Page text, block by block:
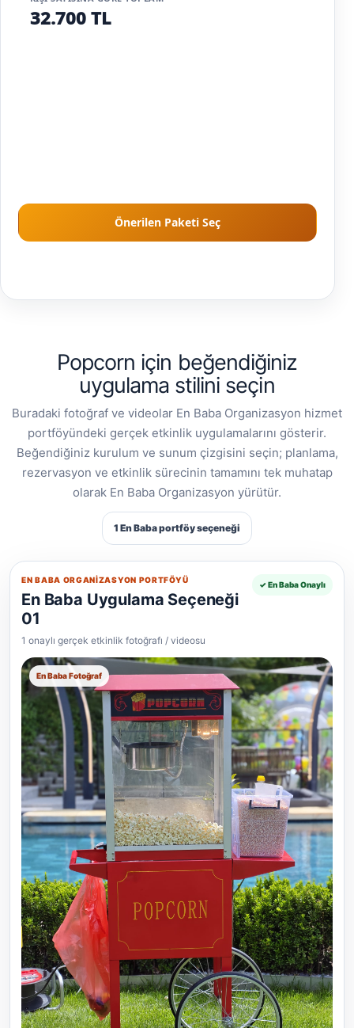
32.700 TL
Önerilen Paketi Seç
Popcorn için beğendiğiniz
uygulama stilini seçin
Buradaki fotoğraf ve videolar En Baba Organizasyon hizmet
portföyündeki gerçek etkinlik uygulamalarını gösterir.
Beğendiğiniz kurulum ve sunum çizgisini seçin; planlama,
rezervasyon ve etkinlik sürecinin tamamını tek muhatap
olarak En Baba Organizasyon yürütür.
1 En Baba portföy seçeneği
EN BABA ORGANIZASYON PORTFÖYÜ
En Baba Uygulama Seçeneği
01
1 onaylı gerçek etkinlik fotoğrafı / videosu
✓ En Baba Onaylı
En Baba Fotoğraf